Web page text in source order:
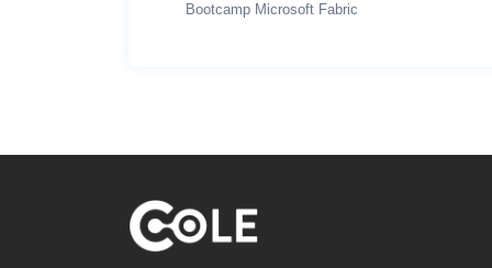
Bootcamp Microsoft Fabric